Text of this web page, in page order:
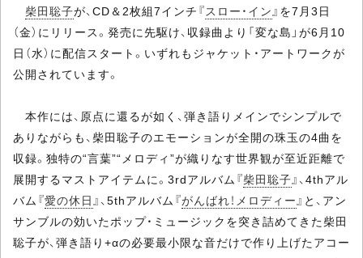
柴田聡子が、CD＆2枚組7インチ『スロー・イン』を7月3日
（金）にリリース。発売に先駆け、収録曲より「変な島」が6月10
日（水）に配信スタート。いずれもジャケット・アートワークが
公開されています。
本作には、原点に還るが如く、弾き語りメインでシンプルで
ありながらも、柴田聡子のエモーションが全開の珠玉の4曲を
収録。独特の“言葉”“メロディ”が織りなす世界観が至近距離で
展開するマストアイテムに。3rdアルバム『柴田聡子』、4thアル
バム『愛の休日』、5thアルバム『がんばれ！メロディー』と、アン
サンブルの効いたポップ・ミュージックを突き詰めてきた柴田
聡子が、弾き語り+αの必要最小限な音だけで作り上げたアコー